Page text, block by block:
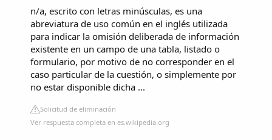
n/a, escrito con letras minúsculas, es una
abreviatura de uso común en el inglés utilizada
para indicar la omisión deliberada de información
existente en un campo de una tabla, listado o
formulario,​ por motivo de no corresponder en el
caso particular de la cuestión, o simplemente por
no estar disponible dicha ...
Solicitud de eliminación
Ver respuesta completa en es.wikipedia.org